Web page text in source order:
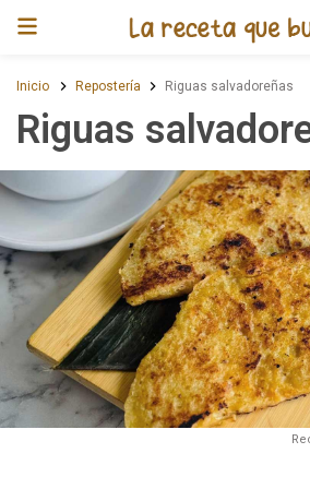
Inicio Repostería Riguas salvadoreñas
Riguas